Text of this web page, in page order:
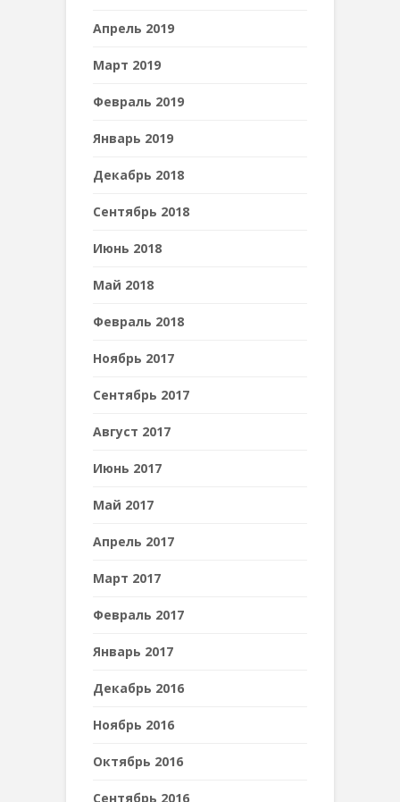
Апрель 2019
Март 2019
Февраль 2019
Январь 2019
Декабрь 2018
Сентябрь 2018
Июнь 2018
Май 2018
Февраль 2018
Ноябрь 2017
Сентябрь 2017
Август 2017
Июнь 2017
Май 2017
Апрель 2017
Март 2017
Февраль 2017
Январь 2017
Декабрь 2016
Ноябрь 2016
Октябрь 2016
Сентябрь 2016